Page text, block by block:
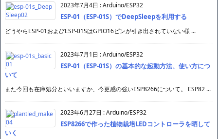
2023年7月4日 :Arduino/ESP32
ESP-01（ESP-01S）でDeepSleepを利用する
どうやらESP-01およびESP-01SはGPIO16ピンが引き出されていない様 ...
2023年7月1日 :Arduino/ESP32
ESP-01（ESP-01S）の基本的な起動方法、使い方につ
いて
また今回も在庫処分といいますか、今更感の強いESP8266について。 ESP82 ...
2023年6月27日 :Arduino/ESP32
ESP8266で作った植物栽培LEDコントローラを晒して
いく